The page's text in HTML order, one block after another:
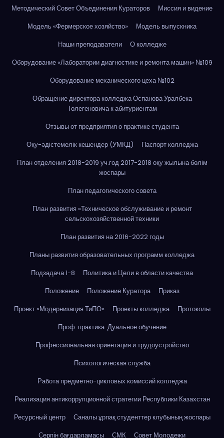
Методический Совет Объединения Кураторов
Миссия и видение
Модель «Фермерское хозяйство»
Модель выпускника
Наши преподаватели
О колледже
Оборудование «Лаборатории диагностике и ремонта машин» №109
Оборудование механического цеха №102
Обращение директора колледжа Оспанова Уралбека
Толегеновича к абитуриентам
Отзывы от предприятия о практике студента
Оқу-әдістемелік кешендер (УМКД)
Паспорт колледжа
План отделения 2018-2019 уч.год 2017-2018 оқу жылына бөлім
жоспары
План педагогического совета
План развития «Техническое обслуживание и ремонт
сельскохозяйственной техники
План развития на 2016-2022 годы
Планы развития образовательных программ колледжа
Подзадача 1-8
Политика и Цели в области качества
Положение
Положение Куратора
Приказ
Проект «Модернизация ТиПО»
Проекты колледжа
Протоколы
Проф. практика. Дуальное обучение
Профессиональная ориентация и трудоустройство
Психологическая служба
Работа предметно-цикловых комиссий колледжа
Реализация антикоррупционной стратегии Республики Казахстан
Ресурсный центр
Саналы ұрпақ студенттер клубының жоспары
Серпін бағдарламасы
СМК Совет Молодежи